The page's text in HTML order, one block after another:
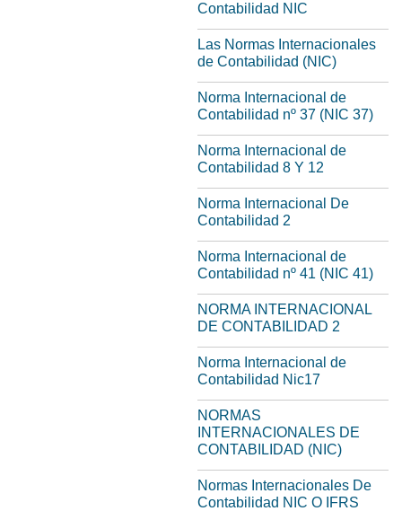
Contabilidad NIC
Las Normas Internacionales
de Contabilidad (NIC)
Norma Internacional de
Contabilidad nº 37 (NIC 37)
Norma Internacional de
Contabilidad 8 Y 12
Norma Internacional De
Contabilidad 2
Norma Internacional de
Contabilidad nº 41 (NIC 41)
NORMA INTERNACIONAL
DE CONTABILIDAD 2
Norma Internacional de
Contabilidad Nic17
NORMAS
INTERNACIONALES DE
CONTABILIDAD (NIC)
Normas Internacionales De
Contabilidad NIC O IFRS